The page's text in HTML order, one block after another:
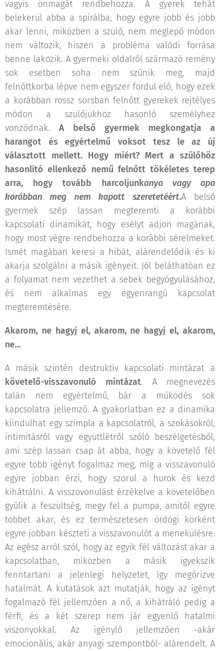
vagyis önmagát rendbehozza. A gyerek tehát
belekerül abba a spirálba, hogy egyre jobb és jobb
akar lenni, miközben a szülő, nem meglepő módon
nem változik, hiszen a probléma valódi forrása
benne lakozik. A gyermeki oldalról származó remény
sok esetben soha nem szűnik meg, majd
felnőttkorba lépve nem egyszer fordul elő, hogy ezek
a korábban rossz sorsban felnőtt gyerekek rejtélyes
módon a szülőjükhöz hasonló személyhez
vonzódnak. A belső gyermek megkongatja a
harangot és egyértelmű voksot tesz le az új
választott mellett. Hogy miért? Mert a szülőhöz
hasonlító ellenkező nemű felnőtt tökéletes terep
arra, hogy tovább harcoljunkanya vagy apa
korábban meg nem kapott szeretetéért.A belső
gyermek szép lassan megteremti a korábbi
kapcsolati dinamikát, hogy esélyt adjon magának,
hogy most végre rendbehozza a korábbi sérelmeket.
Ismét magában keresi a hibát, alárendelődik és ki
akarja szolgálni a másik igényeit. Jól beláthatóan ez
a folyamat nem vezethet a sebek begyógyulásához,
és nem alkalmas egy egyenrangú kapcsolat
megteremtésére.
Akarom, ne hagyj el, akarom, ne hagyj el, akarom,
ne...
A másik szintén destruktív kapcsolati mintázat a
követelő-visszavonuló mintázat. A megnevezés
talán nem egyértelmű, bár a működés sok
kapcsolatra jellemző. A gyakorlatban ez a dinamika
kiindulhat egy szimpla a kapcsolatról, a szokásokról,
intimitásról vagy együttlétről szóló beszélgetésből,
ami szép lassan csap át abba, hogy a követelő fél
egyre több igényt fogalmaz meg, míg a visszavonuló
egyre jobban érzi, hogy szorul a hurok és kezd
kihátrálni. A visszovonulást érzékelve a követelőben
gyűlik a feszültség, megy fel a pumpa, amitől egyre
többet akar, és ez természetesen ördögi körként
egyre jobban készteti a visszavonulót a menekülésre.
Az egész arról szól, hogy az egyik fél változást akar a
kapcsolatban, miközben a másik igyekszik
fenntartani a jelenlegi helyzetet, így megőrizve
hatalmát. A kutatások azt mutatják, hogy az igényt
fogalmazó fél jellemzően a nő, a kihátráló pedig a
férfi, és a két szerep nem jár egyenlő hatalmi
viszonyokkal. Az igénylő jellemzően -akár
emocionális, akár anyagi szempontból- alárendelt. A